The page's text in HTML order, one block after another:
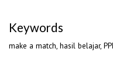
Keywords
make a match, hasil belajar,